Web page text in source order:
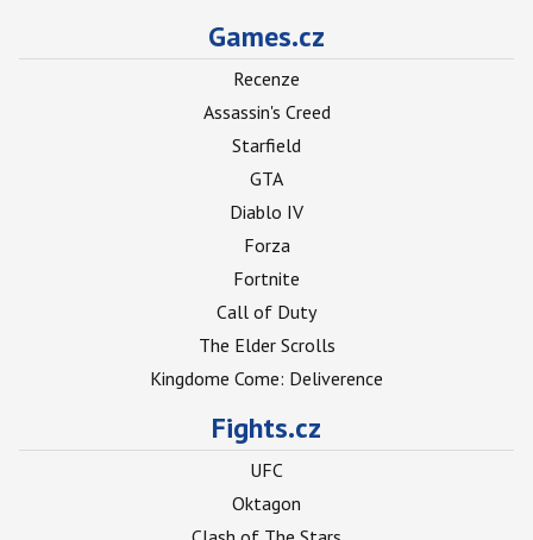
Games.cz
Recenze
Assassin's Creed
Starfield
GTA
Diablo IV
Forza
Fortnite
Call of Duty
The Elder Scrolls
Kingdome Come: Deliverence
Fights.cz
UFC
Oktagon